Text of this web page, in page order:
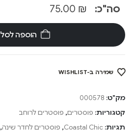
סה"כ: ₪
הוספה לסל
שמירה ב-WISHLIST
מק"ט: 000578
קטגוריות: פוסטרים, פוסטרים לרוחב
תגיות: Coastal Chic
, פוסטרים לחדר שינה,